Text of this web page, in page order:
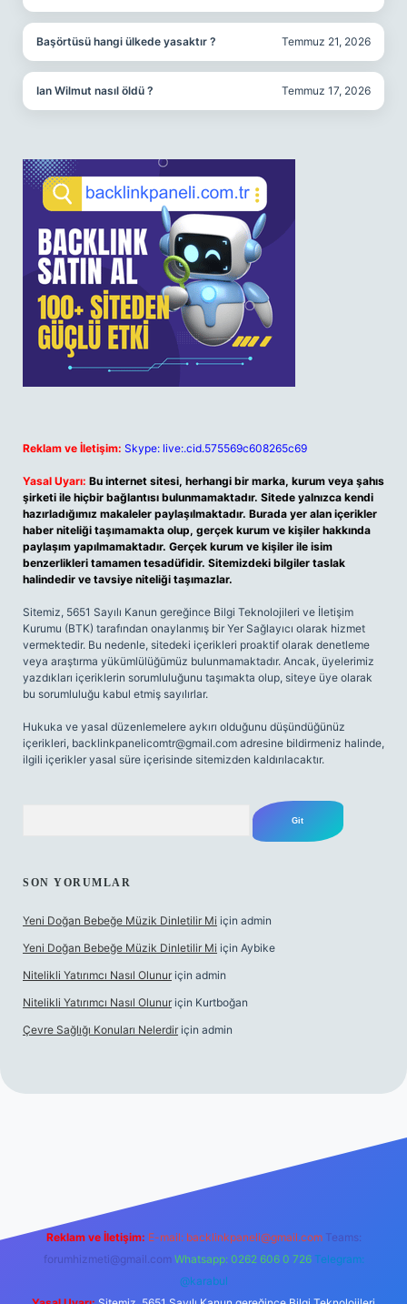
Başörtüsü hangi ülkede yasaktır ? Temmuz 21, 2026
Ian Wilmut nasıl öldü ? Temmuz 17, 2026
Reklam ve İletişim: Skype: live:.cid.575569c608265c69
Yasal Uyarı: Bu internet sitesi, herhangi bir marka, kurum veya şahıs
şirketi ile hiçbir bağlantısı bulunmamaktadır. Sitede yalnızca kendi
hazırladığımız makaleler paylaşılmaktadır. Burada yer alan içerikler
haber niteliği taşımamakta olup, gerçek kurum ve kişiler hakkında
paylaşım yapılmamaktadır. Gerçek kurum ve kişiler ile isim
benzerlikleri tamamen tesadüfidir. Sitemizdeki bilgiler taslak
halindedir ve tavsiye niteliği taşımazlar.
Sitemiz, 5651 Sayılı Kanun gereğince Bilgi Teknolojileri ve İletişim
Kurumu (BTK) tarafından onaylanmış bir Yer Sağlayıcı olarak hizmet
vermektedir. Bu nedenle, sitedeki içerikleri proaktif olarak denetleme
veya araştırma yükümlülüğümüz bulunmamaktadır. Ancak, üyelerimiz
yazdıkları içeriklerin sorumluluğunu taşımakta olup, siteye üye olarak
bu sorumluluğu kabul etmiş sayılırlar.
Hukuka ve yasal düzenlemelere aykırı olduğunu düşündüğünüz
içerikleri, backlinkpanelicomtr@gmail.com adresine bildirmeniz halinde,
ilgili içerikler yasal süre içerisinde sitemizden kaldırılacaktır.
SON YORUMLAR
Yeni Doğan Bebeğe Müzik Dinletilir Mi için admin
Yeni Doğan Bebeğe Müzik Dinletilir Mi için Aybike
Nitelikli Yatırımcı Nasıl Olunur için admin
Nitelikli Yatırımcı Nasıl Olunur için Kurtboğan
Çevre Sağlığı Konuları Nelerdir için admin
Reklam ve İletişim: E-mail: backlinkpaneli@gmail.com Teams:
forumhizmeti@gmail.com Whatsapp: 0262 606 0 726 Telegram:
@karabul